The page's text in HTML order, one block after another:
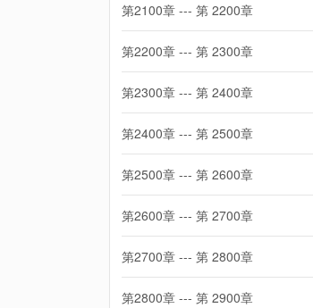
第2100章 --- 第 2200章
第2200章 --- 第 2300章
第2300章 --- 第 2400章
第2400章 --- 第 2500章
第2500章 --- 第 2600章
第2600章 --- 第 2700章
第2700章 --- 第 2800章
第2800章 --- 第 2900章